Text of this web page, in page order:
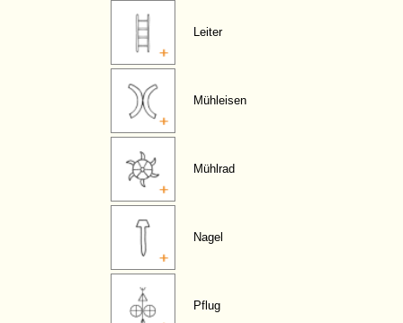
Leiter
Mühleisen
Mühlrad
Nagel
Pflug